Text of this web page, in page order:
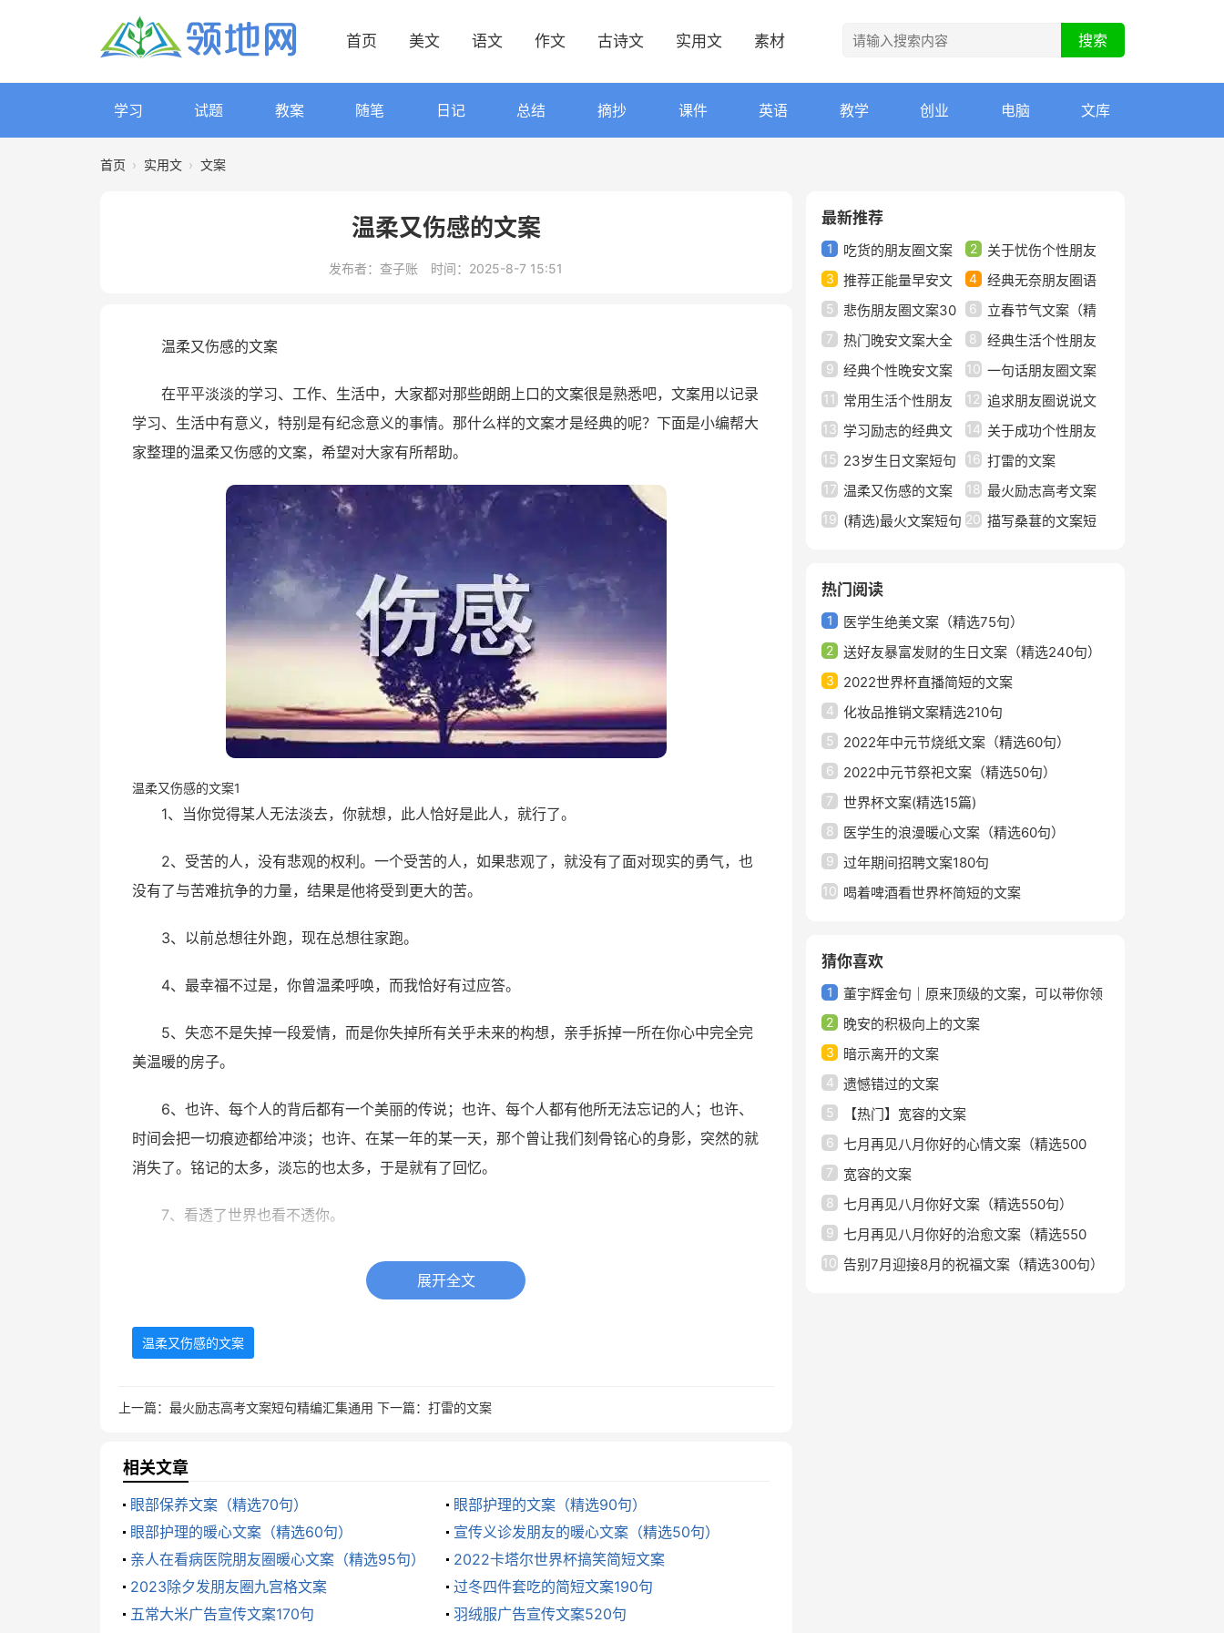
首页 美文 语文 作文 古诗文 实用文 素材
学习 试题 教案 随笔 日记 总结 摘抄 课件 英语 教学 创业 电脑 文库
首页 › 实用文 › 文案
温柔又伤感的文案
发布者：查子账 时间：2025-8-7 15:51
温柔又伤感的文案
在平平淡淡的学习、工作、生活中，大家都对那些朗朗上口的文案很是熟悉吧，文案用以记录
学习、生活中有意义，特别是有纪念意义的事情。那什么样的文案才是经典的呢？下面是小编帮大
家整理的温柔又伤感的文案，希望对大家有所帮助。
温柔又伤感的文案1
1、当你觉得某人无法淡去，你就想，此人恰好是此人，就行了。
2、受苦的人，没有悲观的权利。一个受苦的人，如果悲观了，就没有了面对现实的勇气，也
没有了与苦难抗争的力量，结果是他将受到更大的苦。
3、以前总想往外跑，现在总想往家跑。
4、最幸福不过是，你曾温柔呼唤，而我恰好有过应答。
5、失恋不是失掉一段爱情，而是你失掉所有关乎未来的构想，亲手拆掉一所在你心中完全完
美温暖的房子。
6、也许、每个人的背后都有一个美丽的传说；也许、每个人都有他所无法忘记的人；也许、
时间会把一切痕迹都给冲淡；也许、在某一年的某一天，那个曾让我们刻骨铭心的身影，突然的就
消失了。铭记的太多，淡忘的也太多，于是就有了回忆。
7、看透了世界也看不透你。
8、走完同一条街，回到两个世界。
10、没有什么过不去，只是再也回不去
11、看着别人的故事，流着自己的眼泪。
13、我不在乎你对我的不在乎。
途，翻山越岭，飘洋过海，依旧有沉重的现实要去面对和承受。所有的感情都会逐渐的平静和淡
忘。
展开全文
温柔又伤感的文案
上一篇： 最火励志高考文案短句精编汇集通用 下一篇： 打雷的文案
相关文章
眼部保养文案（精选70句）
眼部护理的文案（精选90句）
眼部护理的暖心文案（精选60句）
宣传义诊发朋友的暖心文案（精选50句）
亲人在看病医院朋友圈暖心文案（精选95句）
2022卡塔尔世界杯搞笑简短文案
2023除夕发朋友圈九宫格文案
过冬四件套吃的简短文案190句
五常大米广告宣传文案170句
羽绒服广告宣传文案520句
最新推荐
1 吃货的朋友圈文案 2
关于忧伤个性朋友
圈语录文案40句
3
推荐正能量早安文
案大全（精选80句）
4
经典无奈朋友圈语
录文案汇总50句精选
5
悲伤朋友圈文案30
句
6
立春节气文案（精
选30句）
7
热门晚安文案大全
（精选70句）
8
经典生活个性朋友
圈文案句子（通用40
句）
9
经典个性晚安文案
75句精选
10 一句话朋友圈文案
句子（精选130句）
11
常用生活个性朋友
圈文案大全（通用90
句）
12 追求朋友圈说说文
案（精选50句）
13 学习励志的经典文
案
14 关于成功个性朋友
圈文案句子（通用30
句）
15 23岁生日文案短句
干净
16 打雷的文案
17 温柔又伤感的文案 18 最火励志高考文案
短句精编汇集通用
19 (精选)最火文案短句 20 描写桑葚的文案短
热门阅读
1 医学生绝美文案（精选75句）
2 送好友暴富发财的生日文案（精选240句）
3 2022世界杯直播简短的文案
4 化妆品推销文案精选210句
5 2022年中元节烧纸文案（精选60句）
6 2022中元节祭祀文案（精选50句）
7 世界杯文案(精选15篇)
8 医学生的浪漫暖心文案（精选60句）
9 过年期间招聘文案180句
10 喝着啤酒看世界杯简短的文案
猜你喜欢
1
董宇辉金句｜原来顶级的文案，可以带你领
略人间的美好
2 晚安的积极向上的文案
3 暗示离开的文案
4 遗憾错过的文案
5 【热门】宽容的文案
6
七月再见八月你好的心情文案（精选500
句）
7 宽容的文案
8 七月再见八月你好文案（精选550句）
9
七月再见八月你好的治愈文案（精选550
句）
10 告别7月迎接8月的祝福文案（精选300句）